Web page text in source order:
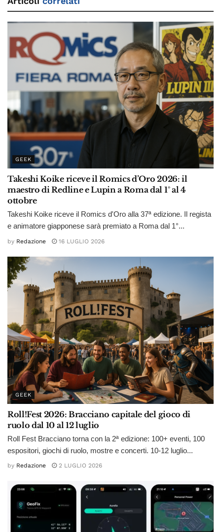
GEEK
Takeshi Koike riceve il Romics d’Oro 2026: il
maestro di Redline e Lupin a Roma dal 1° al 4
ottobre
Takeshi Koike riceve il Romics d'Oro alla 37ª edizione. Il regista
e animatore giapponese sarà premiato a Roma dal 1°...
by Redazione 16 LUGLIO 2026
GEEK
Roll!Fest 2026: Bracciano capitale del gioco di
ruolo dal 10 al 12 luglio
Roll Fest Bracciano torna con la 2ª edizione: 100+ eventi, 100
espositori, giochi di ruolo, mostre e concerti. 10-12 luglio...
by Redazione 2 LUGLIO 2026